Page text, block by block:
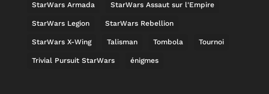
StarWars Armada StarWars Assaut sur l'Empire
StarWars Legion StarWars Rebellion
StarWars X-Wing Talisman Tombola Tournoi
Trivial Pursuit StarWars énigmes